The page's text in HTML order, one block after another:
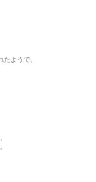
ようで、